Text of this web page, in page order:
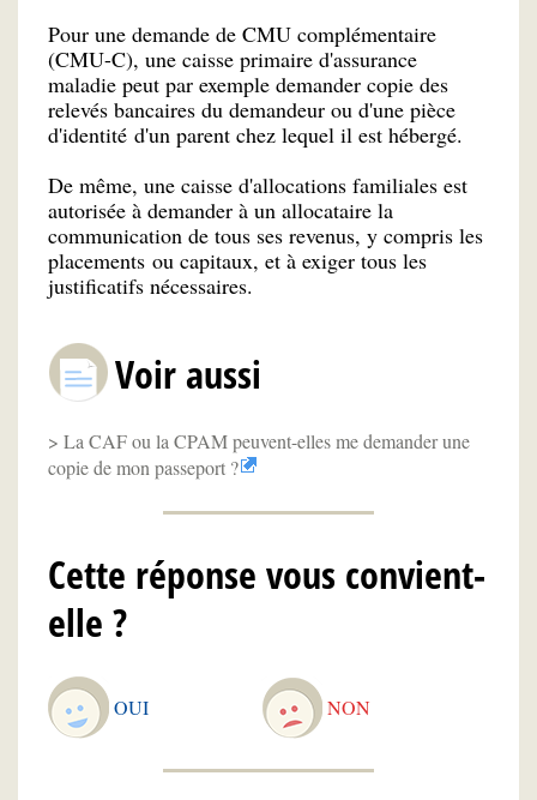
Pour une demande de CMU complémentaire
(CMU-C), une caisse primaire d'assurance
maladie peut par exemple demander copie des
relevés bancaires du demandeur ou d'une pièce
d'identité d'un parent chez lequel il est hébergé.
De même, une caisse d'allocations familiales est
autorisée à demander à un allocataire la
communication de tous ses revenus, y compris les
placements ou capitaux, et à exiger tous les
justificatifs nécessaires.
Voir aussi
La CAF ou la CPAM peuvent-elles me demander une
copie de mon passeport ?
Cette réponse vous convient-
elle ?
OUI NON